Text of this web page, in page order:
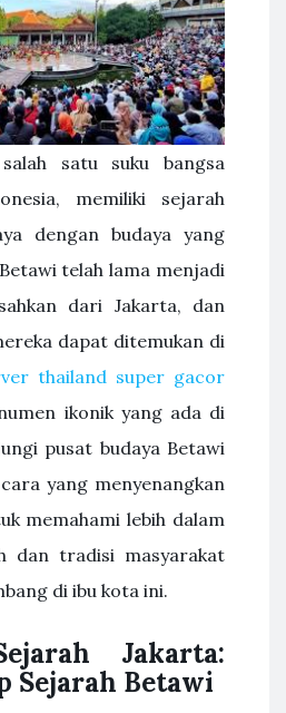
satu suku bangsa
memiliki sejarah
dengan budaya yang
telah lama menjadi
dari Jakarta, dan
dapat ditemukan di
thailand super gacor
ikonik yang ada di
pusat budaya Betawi
yang menyenangkan
memahami lebih dalam
dan tradisi masyarakat
di ibu kota ini.
Jakarta:
Sejarah Betawi